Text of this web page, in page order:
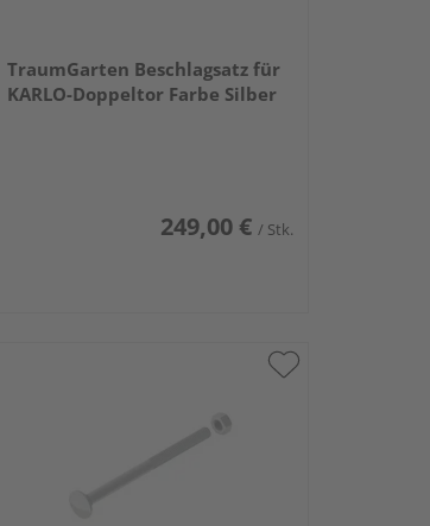
TraumGarten Beschlagsatz für
KARLO-Doppeltor Farbe Silber
249,00 € / Stk.